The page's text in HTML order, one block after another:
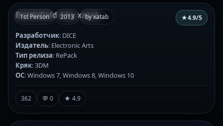
1st Person 2013 by xatab
Battlefield 4 by xatab ★4.9/5
Разработчик: DICE
Издатель: Electronic Arts
Тип релиза: RePack
Кряк: 3DM
ОС: Windows 7, Windows 8, Windows 10
362 💬 0 ★ 4.9